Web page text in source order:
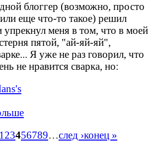
блоггер (возможно, просто
еще что-то такое) решил
упрекнул меня в том, что в моей
пятой, "ай-яй-яй",
Я уже не раз говорил, что
не нравится сварка, но:
1 23456789…след ›конец »